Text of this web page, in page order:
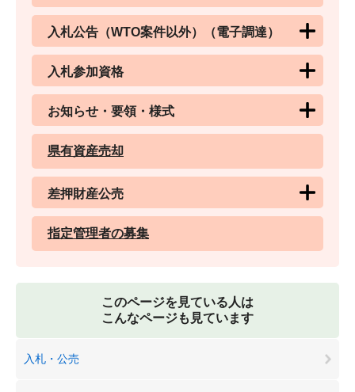
入札公告（WTO案件以外）（電子調達）
入札参加資格
お知らせ・要領・様式
県有資産売却
差押財産公売
指定管理者の募集
このページを見ている人は
こんなページも見ています
入札・公売